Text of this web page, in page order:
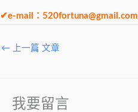
✔e-mail： 520fortuna@gmail.com
← 上一篇 文章
我要留言